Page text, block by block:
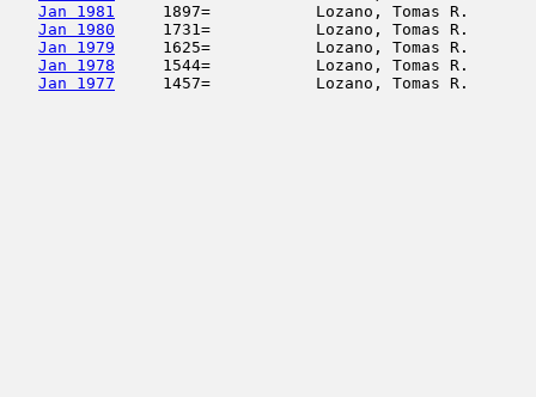
Jan 1981
1897=           Lozano,
Jan 1980
1731=           Lozano,
Jan 1979
1625=           Lozano, Tomas R.
Jan 1978
1544=           Lozano,
Jan 1977